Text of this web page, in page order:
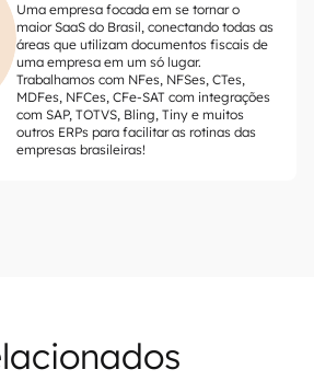
Uma empresa focada em se tornar o
maior SaaS do Brasil, conectando todas as
áreas que utilizam documentos fiscais de
uma empresa em um só lugar.
Trabalhamos com NFes, NFSes, CTes,
MDFes, NFCes, CFe-SAT com integrações
com SAP, TOTVS, Bling, Tiny e muitos
outros ERPs para facilitar as rotinas das
empresas brasileiras!